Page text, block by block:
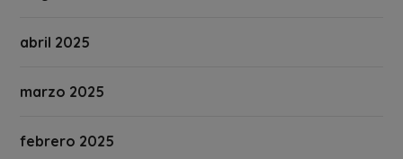
abril 2025
marzo 2025
febrero 2025